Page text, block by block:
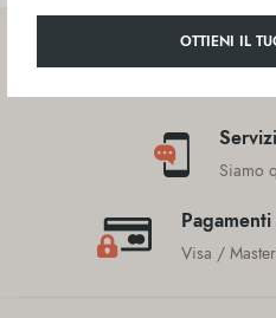
OTTIENI IL
Siamo
Visa /